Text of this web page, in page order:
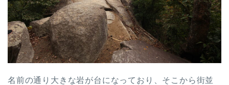
名前の通り大きな岩が台になっており、そこから街並